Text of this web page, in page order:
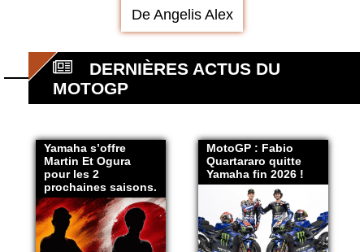
De Angelis Alex
DERNIÈRES ACTUS DU
MOTOGP
Yamaha s’offre
Martin Et Ogura
pour les 2
prochaines saisons.
MotoGP : Fabio
Quartararo quitte
Yamaha fin 2026 !